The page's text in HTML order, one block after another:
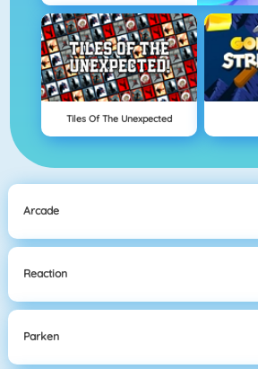
Tiles Of The Unexpected
Arcade
Reaction
Parken